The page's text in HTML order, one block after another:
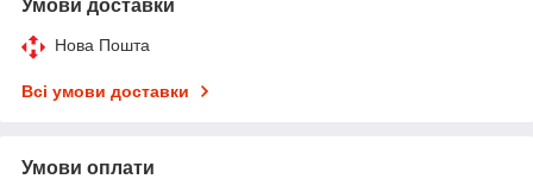
Умови доставки
Нова Пошта
Всі умови доставки
Умови оплати